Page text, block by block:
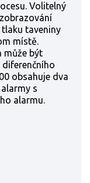
Volitelný
taveniny
místě.
může být
obsahuje dva
s
alarmu.